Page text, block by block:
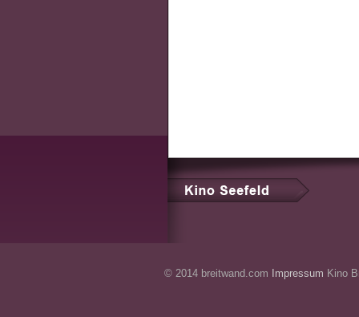
© 2014 breitwand.com Impressum Kino